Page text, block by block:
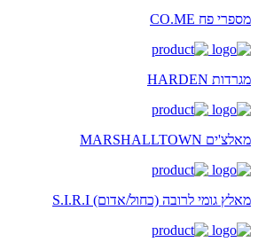
מספרי פח CO.ME
מגרדות HARDEN
מאלצ'ים MARSHALLTOWN
מאלץ גומי לרובה (כחול/אדום) S.I.R.I